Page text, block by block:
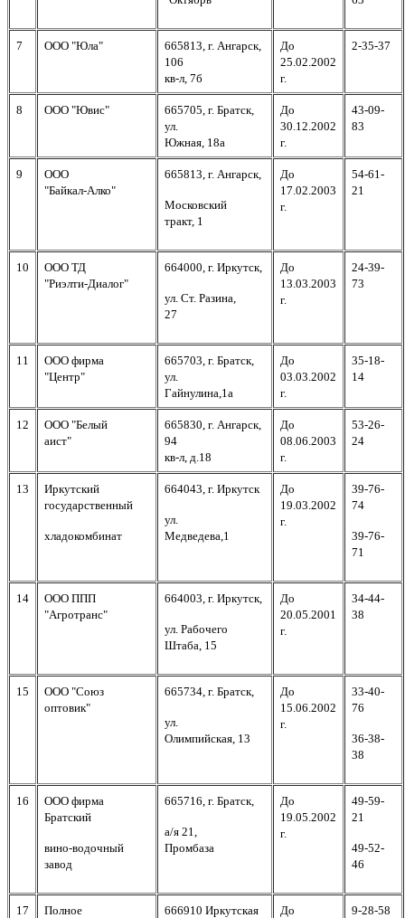
7 ООО "Юла"
665813, г. Ангарск,
106
кв-л, 7б
До
25.02.2002
г.
2-35-37
8 ООО "Ювис"
665705, г. Братск,
ул.
Южная, 18а
До
30.12.2002
г.
43-09-
83
9
ООО
"Байкал-Алко"
665813, г. Ангарск,
Московский
тракт, 1
До
17.02.2003
г.
54-61-
21
10
ООО ТД
"Риэлти-Диалог"
664000, г. Иркутск,
ул. Ст. Разина,
27
До
13.03.2003
г.
24-39-
73
11
ООО фирма
"Центр"
665703, г. Братск,
ул.
Гайнулина,1а
До
03.03.2002
г.
35-18-
14
12
ООО "Белый
аист"
665830, г. Ангарск,
94
кв-л, д.18
До
08.06.2003
г.
53-26-
24
13
Иркутский
государственный
хладокомбинат
664043, г. Иркутск
ул.
Медведева,1
До
19.03.2002
г.
39-76-
74
39-76-
71
14
ООО ППП
"Агротранс"
664003, г. Иркутск,
ул. Рабочего
Штаба, 15
До
20.05.2001
г.
34-44-
38
15
ООО "Союз
оптовик"
665734, г. Братск,
ул.
Олимпийская, 13
До
15.06.2002
г.
33-40-
76
36-38-
38
16
ООО фирма
Братский
вино-водочный
завод
665716, г. Братск,
а/я 21,
Промбаза
До
19.05.2002
г.
49-59-
21
49-52-
46
17
Полное
666910 Иркутская
До
9-28-58